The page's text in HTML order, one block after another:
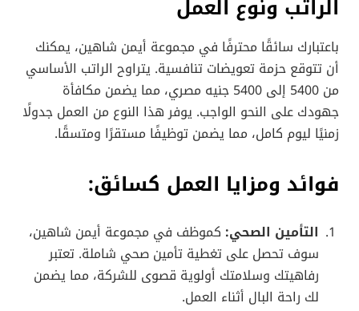
الراتب ونوع العمل
باعتبارك سائقًا محترفًا في مجموعة أيمن شاهين، يمكنك
أن تتوقع حزمة تعويضات تنافسية. يتراوح الراتب الأساسي
من 5400 إلى 5400 جنيه مصري، مما يضمن مكافأة
جهودك على النحو الواجب. يوفر هذا النوع من العمل جدولًا
زمنيًا ليوم كامل، مما يضمن توظيفًا مستقرًا ومتسقًا.
فوائد ومزايا العمل كسائق:
التأمين الصحي: كموظف في مجموعة أيمن شاهين،
سوف تحصل على تغطية تأمين صحي شاملة. تعتبر
رفاهيتك وسلامتك أولوية قصوى للشركة، مما يضمن
لك راحة البال أثناء العمل.